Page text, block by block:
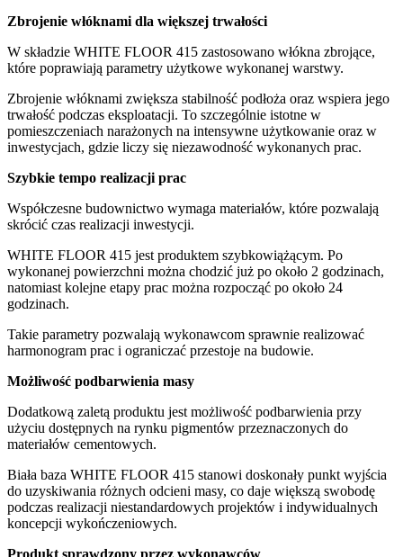
Zbrojenie włóknami dla większej trwałości
W składzie WHITE FLOOR 415 zastosowano włókna zbrojące,
które poprawiają parametry użytkowe wykonanej warstwy.
Zbrojenie włóknami zwiększa stabilność podłoża oraz wspiera jego
trwałość podczas eksploatacji. To szczególnie istotne w
pomieszczeniach narażonych na intensywne użytkowanie oraz w
inwestycjach, gdzie liczy się niezawodność wykonanych prac.
Szybkie tempo realizacji prac
Współczesne budownictwo wymaga materiałów, które pozwalają
skrócić czas realizacji inwestycji.
WHITE FLOOR 415 jest produktem szybkowiążącym. Po
wykonanej powierzchni można chodzić już po około 2 godzinach,
natomiast kolejne etapy prac można rozpocząć po około 24
godzinach.
Takie parametry pozwalają wykonawcom sprawnie realizować
harmonogram prac i ograniczać przestoje na budowie.
Możliwość podbarwienia masy
Dodatkową zaletą produktu jest możliwość podbarwienia przy
użyciu dostępnych na rynku pigmentów przeznaczonych do
materiałów cementowych.
Biała baza WHITE FLOOR 415 stanowi doskonały punkt wyjścia
do uzyskiwania różnych odcieni masy, co daje większą swobodę
podczas realizacji niestandardowych projektów i indywidualnych
koncepcji wykończeniowych.